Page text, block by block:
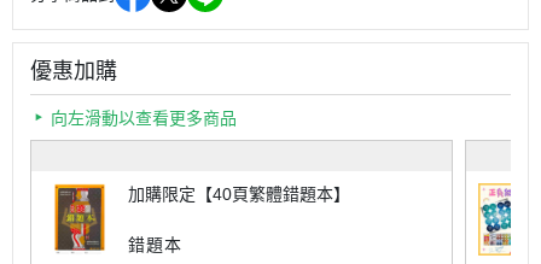
優惠加購
向左滑動以查看更多商品
加購限定【40頁繁體錯題本】
錯題本